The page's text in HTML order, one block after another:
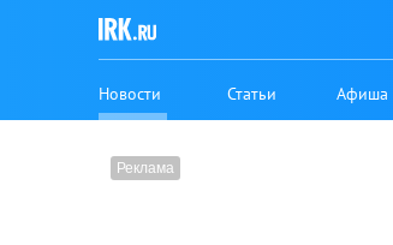
Новости Статьи Афиша